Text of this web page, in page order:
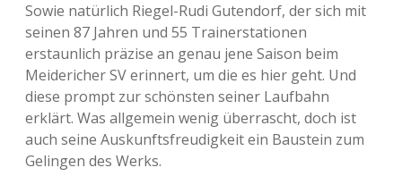
Sowie natürlich Riegel-Rudi Gutendorf, der sich mit
seinen 87 Jahren und 55 Trainerstationen
erstaunlich präzise an genau jene Saison beim
Meidericher SV erinnert, um die es hier geht. Und
diese prompt zur schönsten seiner Laufbahn
erklärt. Was allgemein wenig überrascht, doch ist
auch seine Auskunftsfreudigkeit ein Baustein zum
Gelingen des Werks.